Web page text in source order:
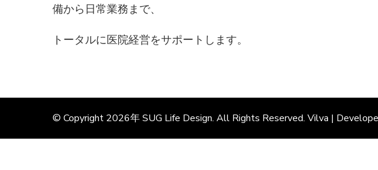
備から日常業務まで、
トータルに医院経営をサポートします。
© Copyright 2026年SUG Life Design. All Rights Reserved. Vilva |